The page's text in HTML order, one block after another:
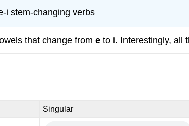
i stem-changing verbs
that change from e to i. Interestingly, all
Singular